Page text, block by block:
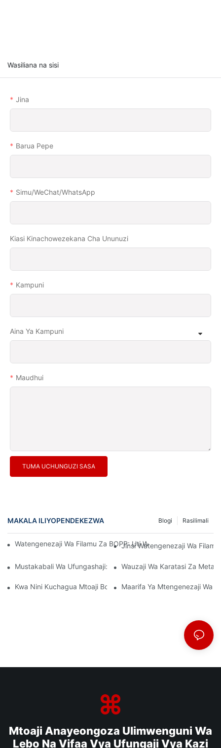
Wasiliana na sisi
Jina
Barua Pepe
Simu/WeChat/WhatsApp
Kiasi Kinachowezekana Cha Ununuzi
Kampuni
Aina Ya Kampuni
Maudhui
TUMA UCHUNGUZI SASA
MAKALA ILIYOPENDEKEZWA Rasilimali
Blogi
Watengenezaji Wa Filamu Za BOPP: Uti Wa Mgongo Wa
Jinsi Watengenezaji Wa
Mustakabali Wa Ufungashaji: Maarifa Kutoka Kwa
Wauzaji Wa Karatasi Za
Kwa Nini Kuchagua Mtoaji Bora Wa Filamu Wa BOPP Ni Muhimu
Maarifa Ya Mtengenezaji Wa
Mtoaji Anayeongoza Ulimwenguni Wa
Lebo Na Vifaa Vya Ufungaji Vya Kazi